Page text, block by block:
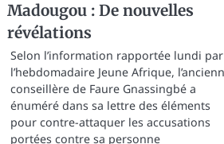
Madougou : De nouvelles
révélations
Selon l’information rapportée lundi par
l’hebdomadaire Jeune Afrique,
conseillère de Faure Gnassingbé a
énuméré dans sa lettre des éléments
pour contre-attaquer les accusations
portées contre sa personne